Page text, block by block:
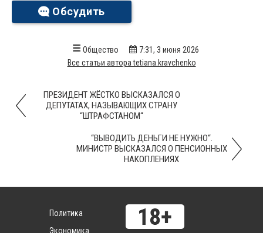
Обсудить
Общество
7:31, 3 июня 2026
Все статьи автора tetiana.kravchenko
ПРЕЗИДЕНТ ЖЁСТКО ВЫСКАЗАЛСЯ О
ДЕПУТАТАХ, НАЗЫВАЮЩИХ СТРАНУ
“ШТРАФСТАНОМ“
“ВЫВОДИТЬ ДЕНЬГИ НЕ НУЖНО“.
МИНИСТР ВЫСКАЗАЛСЯ О ПЕНСИОННЫХ
НАКОПЛЕНИЯХ
Политика
Экономика